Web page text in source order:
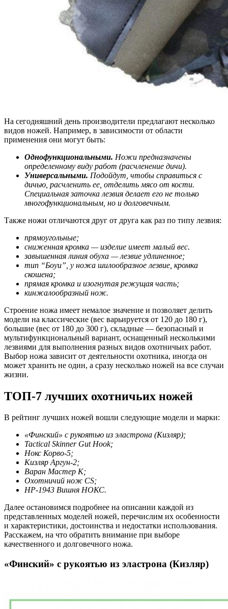
На сегодняшний день производители предлагают несколько
видов ножей. Например, в зависимости от области
применения они могут быть:
Однофункциональными. Ножи предназначены
определенному виду работ (расчленение дичи).
Универсальными. Подойдут, чтобы справиться с
дичью, расчленить ее, отделить мясо от кости.
Специальная заточка лезвия делает его не только
многофункциональным, но и долговечным.
Также ножи отличаются друг от друга как раз по типу лезвия:
прямоугольные;
сниженная кромка — изделие имеет малый вес.
завышенная линия обуха — лезвие удлиненное;
тип “Боуи”, у ножа шилообразное лезвие, кромка
скошена;
прямая кромка и изогнутая режущая часть;
кинжалообразный нож.
Строение ножа имеет немалое значение и позволяет делить
модели на классические (вес варьируется от 120 до 180 г),
большие (вес от 180 до 300 г), складные — безопасный и
мультифункциональный вариант, оснащенный несколькими
лезвиями для выполнения разных видов охотничьих работ.
Выбор ножа зависит от деятельности охотника, иногда он
может хранить не один, а сразу несколько ножей на все случаи
жизни.
ТОП-7 лучших охотничьих ножей
В рейтинг лучших ножей вошли следующие модели и марки:
«Финский» с рукоятью из эластрона (Кизляр);
Tactical Skinner Gut Hook;
Нокс Корво-5;
Кизляр Аргун-2;
Варан Мастер К;
Охотничий нож CS;
НР-1943 Вишня НОКС.
Далее остановимся подробнее на описании каждой из
представленных моделей ножей, перечислим их особенности
и характеристики, достоинства и недостатки использования.
Расскажем, на что обратить внимание при выборе
качественного и долговечного ножа.
«Финский» с рукоятью из эластрона (Кизляр)